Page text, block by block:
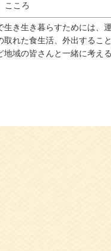
こころ
生き生き暮らすためには、
取れた食生活、外出するこ
地域の皆さんと一緒に考え